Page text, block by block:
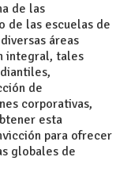
de las
de las escuelas de
áreas
integral, tales
de
corporativas,
esta
para ofrecer
globales de